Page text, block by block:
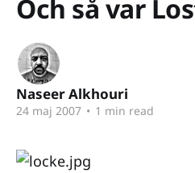
Och så var
Naseer Alkhouri
24 maj 2007 • 1 min read